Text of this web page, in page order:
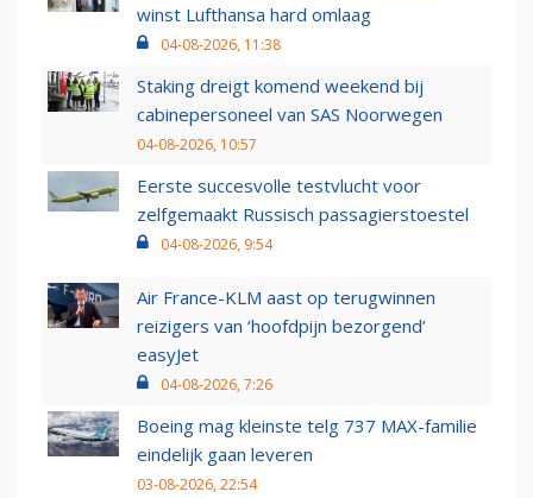
winst Lufthansa hard omlaag
04-08-2026, 11:38
Staking dreigt komend weekend bij
cabinepersoneel van SAS Noorwegen
04-08-2026, 10:57
Eerste succesvolle testvlucht voor
zelfgemaakt Russisch passagierstoestel
04-08-2026, 9:54
Air France-KLM aast op terugwinnen
reizigers van ‘hoofdpijn bezorgend’
easyJet
04-08-2026, 7:26
Boeing mag kleinste telg 737 MAX-familie
eindelijk gaan leveren
03-08-2026, 22:54